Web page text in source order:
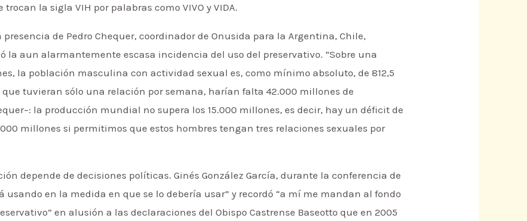
la sigla VIH por palabras como VIVO y VIDA.
presencia de Pedro Chequer, coordinador de Onusida para la Argentina, Chile,
la aun alarmantemente escasa incidencia del uso del preservativo. “Sobre una
la población masculina con actividad sexual es, como mínimo absoluto, de 812,5
tuvieran sólo una relación por semana, harían falta 42.000 millones de
la producción mundial no supera los 15.000 millones, es decir, hay un déficit de
millones si permitimos que estos hombres tengan tres relaciones sexuales por
depende de decisiones políticas. Ginés González García, durante la conferencia de
usando en la medida en que se lo debería usar” y recordó “a mí me mandan al fondo
en alusión a las declaraciones del Obispo Castrense Baseotto que en 2005